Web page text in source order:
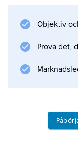
Napoleon
seger över
kallade
2 december
Napoleon
Objektiv
Prova det,